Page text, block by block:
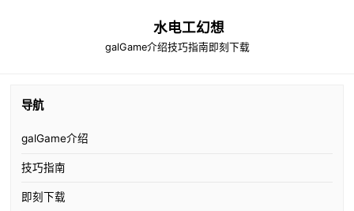
水电工幻想
galGame介绍技巧指南 即刻下载
导航
galGame介绍
技巧指南
即刻下载